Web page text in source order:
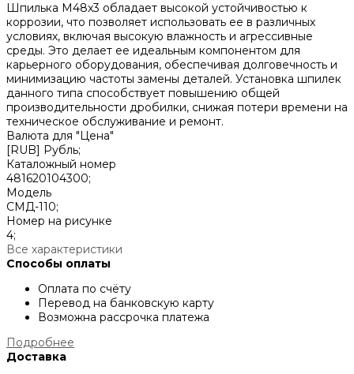
Шпилька М48x3 обладает высокой устойчивостью к
коррозии, что позволяет использовать ее в различных
условиях, включая высокую влажность и агрессивные
среды. Это делает ее идеальным компонентом для
карьерного оборудования, обеспечивая долговечность и
минимизацию частоты замены деталей. Установка шпилек
данного типа способствует повышению общей
производительности дробилки, снижая потери времени на
техническое обслуживание и ремонт.
Валюта для "Цена"
[RUB] Рубль;
Каталожный номер
481620104300;
Модель
СМД-110;
Номер на рисунке
4;
Все характеристики
Способы оплаты
Оплата по счёту
Перевод на банковскую карту
Возможна рассрочка платежа
Подробнее
Доставка